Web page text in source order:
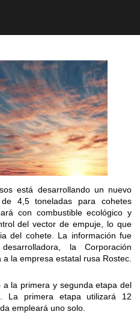
está desarrollando un nuevo
4,5 toneladas para cohetes
con combustible ecológico y
del vector de empuje, lo que
del cohete. La información fue
la Corporación
la empresa estatal rusa Rostec.
la primera y segunda etapa del
La primera etapa utilizará 12
empleará uno solo.